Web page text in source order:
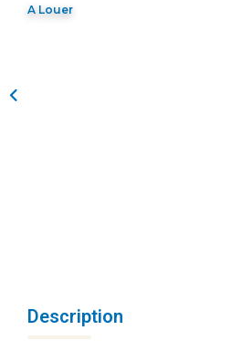
A Louer
Description